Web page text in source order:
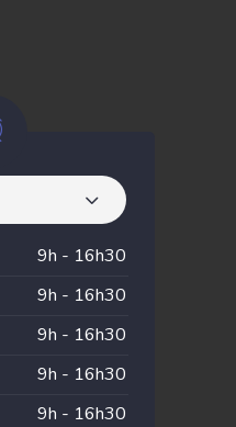
9h - 16h30
9h - 16h30
9h - 16h30
9h - 16h30
9h - 16h30